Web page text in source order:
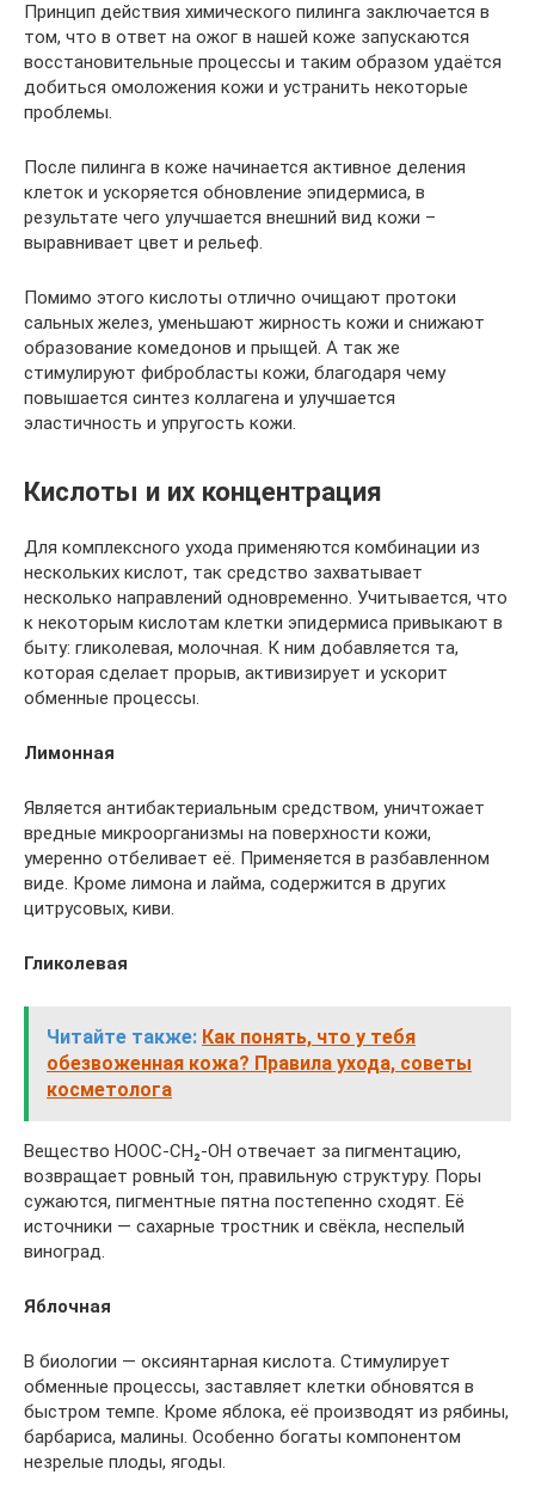
Принцип действия химического пилинга заключается в
том, что в ответ на ожог в нашей коже запускаются
восстановительные процессы и таким образом удаётся
добиться омоложения кожи и устранить некоторые
проблемы.
После пилинга в коже начинается активное деления
клеток и ускоряется обновление эпидермиса, в
результате чего улучшается внешний вид кожи –
выравнивает цвет и рельеф.
Помимо этого кислоты отлично очищают протоки
сальных желез, уменьшают жирность кожи и снижают
образование комедонов и прыщей. А так же
стимулируют фибробласты кожи, благодаря чему
повышается синтез коллагена и улучшается
эластичность и упругость кожи.
Кислоты и их концентрация
Для комплексного ухода применяются комбинации из
нескольких кислот, так средство захватывает
несколько направлений одновременно. Учитывается, что
к некоторым кислотам клетки эпидермиса привыкают в
быту: гликолевая, молочная. К ним добавляется та,
которая сделает прорыв, активизирует и ускорит
обменные процессы.
Лимонная
Является антибактериальным средством, уничтожает
вредные микроорганизмы на поверхности кожи,
умеренно отбеливает её. Применяется в разбавленном
виде. Кроме лимона и лайма, содержится в других
цитрусовых, киви.
Гликолевая
Читайте также: Как понять, что у тебя
обезвоженная кожа? Правила ухода, советы
косметолога
Вещество HOOC-CH₂-OH отвечает за пигментацию,
возвращает ровный тон, правильную структуру. Поры
сужаются, пигментные пятна постепенно сходят. Её
источники — сахарные тростник и свёкла, неспелый
виноград.
Яблочная
В биологии — оксиянтарная кислота. Стимулирует
обменные процессы, заставляет клетки обновятся в
быстром темпе. Кроме яблока, её производят из рябины,
барбариса, малины. Особенно богаты компонентом
незрелые плоды, ягоды.